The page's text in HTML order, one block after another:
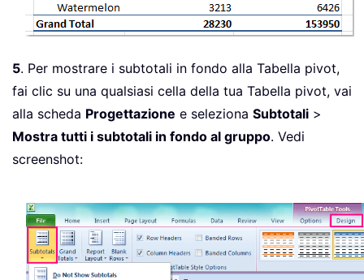
5. Per mostrare i subtotali in fondo alla Tabella pivot,
fai clic su una qualsiasi cella della tua Tabella pivot, vai
alla scheda Progettazione e seleziona Subtotali >
Mostra tutti i subtotali in fondo al gruppo. Vedi
screenshot: